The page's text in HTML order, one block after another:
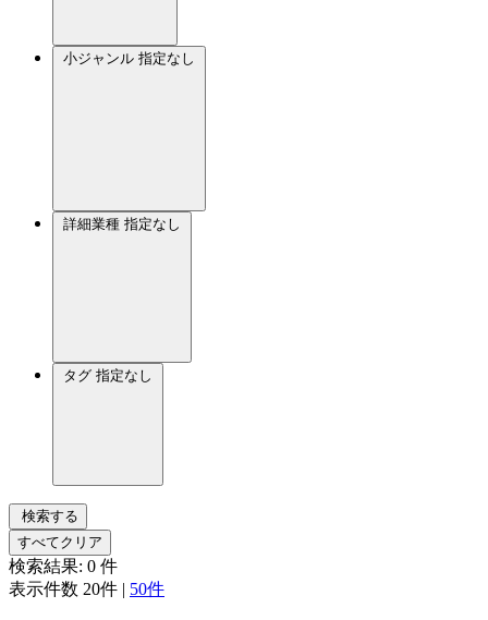
小ジャンル 指定なし
詳細業種 指定なし
タグ 指定なし
検索する
すべてクリア
検索結果: 0 件
表示件数 20件 | 50件